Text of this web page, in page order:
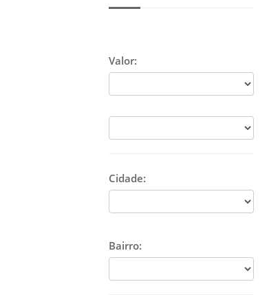
Valor:
Cidade:
Bairro: